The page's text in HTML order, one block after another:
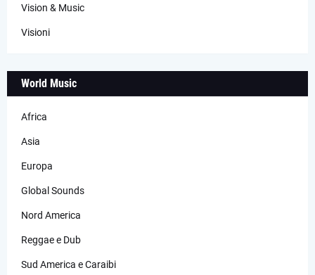
Vision & Music
Visioni
World Music
Africa
Asia
Europa
Global Sounds
Nord America
Reggae e Dub
Sud America e Caraibi